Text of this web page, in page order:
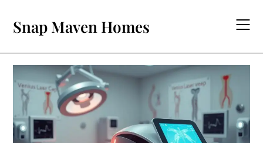
content
Snap Maven Homes